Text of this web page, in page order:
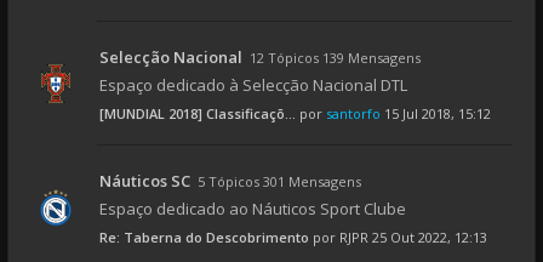
Selecção Nacional 12 Tópicos 139 Mensagens
Espaço dedicado à Selecção Nacional DTL
[MUNDIAL 2018] Classificaçõ... por santorfo 15 Jul 2018, 15:12
Náuticos SC 5 Tópicos 301 Mensagens
Espaço dedicado ao Náuticos Sport Clube
Re: Taberna do Descobrimento por RJPR 25 Out 2022, 12:13